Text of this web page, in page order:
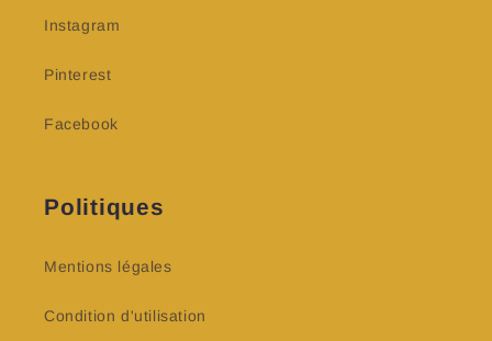
Instagram
Pinterest
Facebook
Politiques
Mentions légales
Condition d'utilisation